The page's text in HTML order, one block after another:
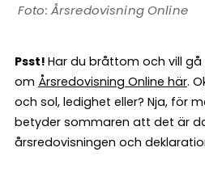
Årsredovisning Online
Psst! Har du bråttom och vill
om Årsredovisning Online här.
och sol, ledighet eller? Nja, för
betyder sommaren att det är
årsredovisningen och